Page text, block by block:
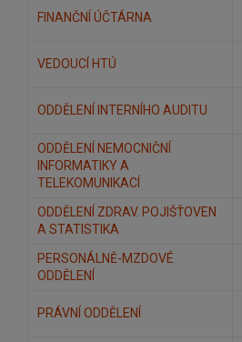
FINANČNÍ ÚČTÁRNA
VEDOUCÍ HTÚ
ODDĚLENÍ INTERNÍHO AUDITU
ODDĚLENÍ NEMOCNIČNÍ
INFORMATIKY A
TELEKOMUNIKACÍ
ODDĚLENÍ ZDRAV. POJIŠŤOVEN
A STATISTIKA
PERSONÁLNĚ-MZDOVÉ
ODDĚLENÍ
PRÁVNÍ ODDĚLENÍ